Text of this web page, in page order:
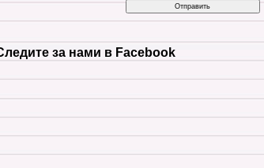
за нами в Facebook